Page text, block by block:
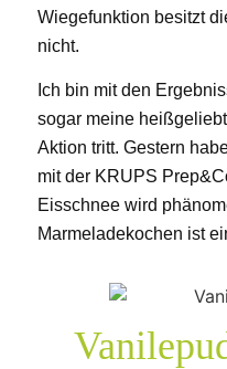
Wiegefunktion besitzt
nicht.
Ich bin mit den
sogar meine
Aktion tritt. Gestern
mit der KRUPS
Eisschnee wird
Marmeladekochen ist